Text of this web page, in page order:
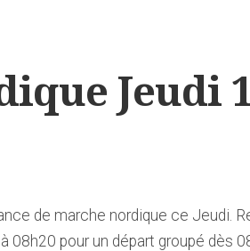
Jeudi
de marche nordique ce Jeudi.
08h20 pour un départ groupé dès